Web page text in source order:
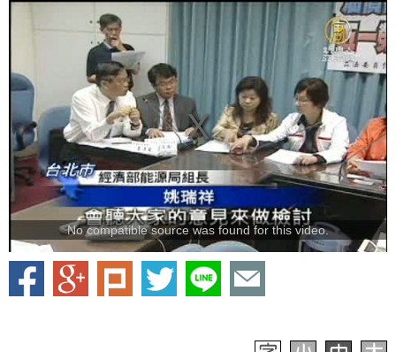
No compatible source was found for this video.